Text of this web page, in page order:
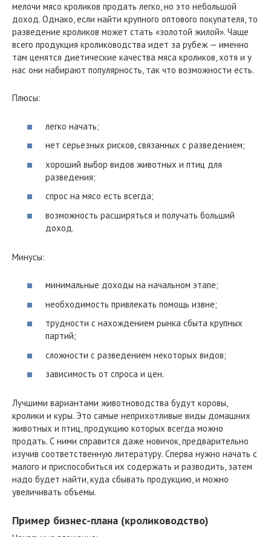
мелочи мясо кроликов продать легко, но это небольшой
доход. Однако, если найти крупного оптового покупателя, то
разведение кроликов может стать «золотой жилой». Чаще
всего продукция кролиководства идет за рубеж — именно
там ценятся диетические качества мяса кроликов, хотя и у
нас они набирают популярность, так что возможности есть.
Плюсы:
легко начать;
нет серьезных рисков, связанных с разведением;
хороший выбор видов животных и птиц для
разведения;
спрос на мясо есть всегда;
возможность расширяться и получать больший
доход.
Минусы:
минимальные доходы на начальном этапе;
необходимость привлекать помощь извне;
трудности с нахождением рынка сбыта крупных
партий;
сложности с разведением некоторых видов;
зависимость от спроса и цен.
Лучшими вариантами животноводства будут коровы,
кролики и куры. Это самые неприхотливые виды домашних
животных и птиц, продукцию которых всегда можно
продать. С ними справится даже новичок, предварительно
изучив соответственную литературу. Сперва нужно начать с
малого и приспособиться их содержать и разводить, затем
надо будет найти, куда сбывать продукцию, и можно
увеличивать объемы.
Пример бизнес-плана (кролиководство)